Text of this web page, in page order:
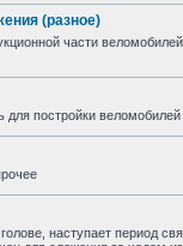
(разное)
части
постройки
наступает период